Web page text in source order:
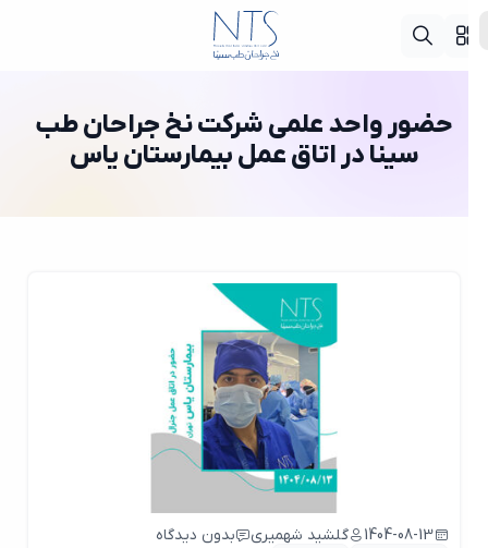
حضور واحد علمی شرکت نخ جراحان طب
سینا در اتاق عمل بیمارستان یاس
1404-08-13 گلشید شهمیری
بدون دیدگاه